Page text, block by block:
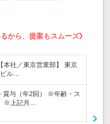
から、提案もスムーズ》
本社／東京営業部】 東京
ル…
与（年2回） ※年齢・ス
※上記月…